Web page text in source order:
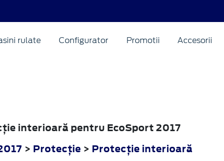
rulate Configurator Promotii Accesorii
interioară pentru EcoSport 2017
> Protecţie > Protecţie interioară